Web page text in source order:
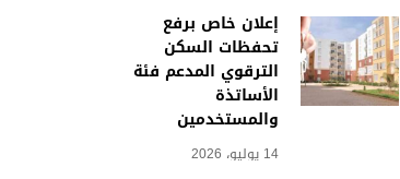
إعلان خاص برفع
تحفظات السكن
الترقوي المدعم فئة
الأساتذة
والمستخدمين
14 يوليو، 2026